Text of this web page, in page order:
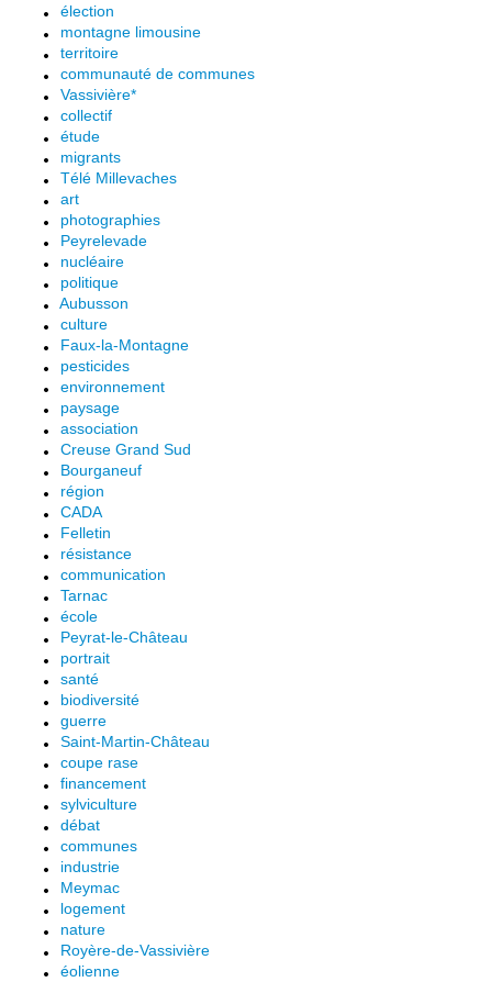
élection
montagne limousine
territoire
communauté de communes
Vassivière*
collectif
étude
migrants
Télé Millevaches
art
photographies
Peyrelevade
nucléaire
politique
Aubusson
culture
Faux-la-Montagne
pesticides
environnement
paysage
association
Creuse Grand Sud
Bourganeuf
région
CADA
Felletin
résistance
communication
Tarnac
école
Peyrat-le-Château
portrait
santé
biodiversité
guerre
Saint-Martin-Château
coupe rase
financement
sylviculture
débat
communes
industrie
Meymac
logement
nature
Royère-de-Vassivière
éolienne